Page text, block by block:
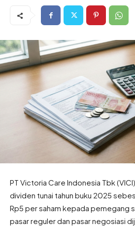
PT Victoria Care Indonesia Tbk
dividen tunai tahun buku 2025
Rp5 per saham kepada pemegang
pasar reguler dan pasar negosiasi